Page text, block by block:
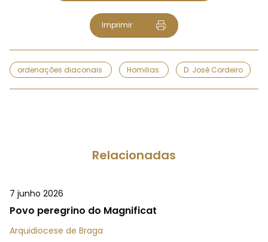
Imprimir
ordenações diaconais Homilias D. José Cordeiro
Relacionadas
7 junho 2026
Povo peregrino do Magnificat
Arquidiocese de Braga